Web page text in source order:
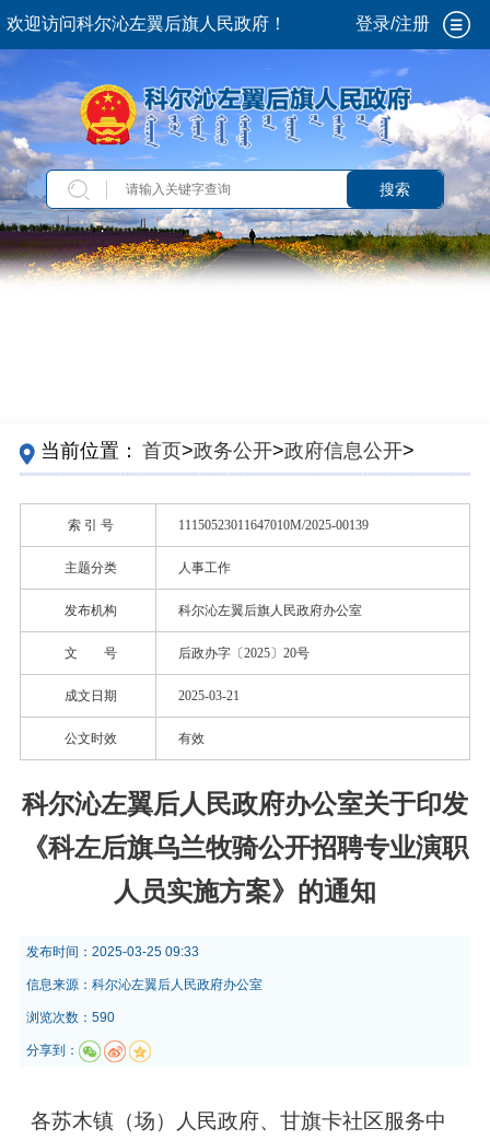
欢迎访问科尔沁左翼后旗人民政府！ 登录/注册
搜索
当前位置： 首页>政务公开>政府信息公开>
定主动公开内容>政府文件
索 引 号 11150523011647010M/2025-00139
主题分类 人事工作
发布机构 科尔沁左翼后旗人民政府办公室
文 号 后政办字〔2025〕20号
成文日期 2025-03-21
公文时效 有效
科尔沁左翼后人民政府办公室关于印发
《科左后旗乌兰牧骑公开招聘专业演职
人员实施方案》的通知
发布时间： 2025-03-25 09:33
信息来源： 科尔沁左翼后人民政府办公室
浏览次数：590
分享到：
各苏木镇（场）人民政府、甘旗卡社区服务中